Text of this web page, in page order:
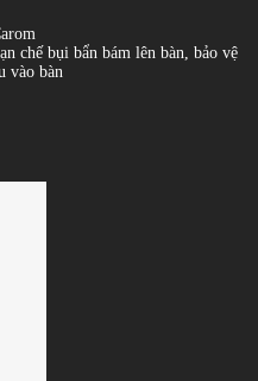
chế bụi bẩn bám lên bàn, bảo vệ
vào bàn